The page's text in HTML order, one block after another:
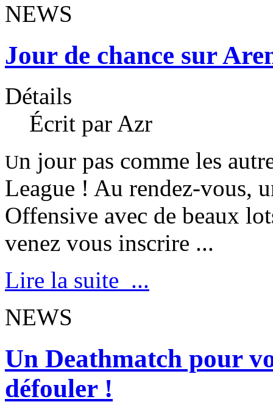
NEWS
Jour de chance sur
Détails
Écrit par Azr
Un jour pas comme les
League ! Au rendez-vous,
Offensive avec de beaux
venez vous inscrire ...
Lire la suite ...
NEWS
Un Deathmatch pour
défouler !